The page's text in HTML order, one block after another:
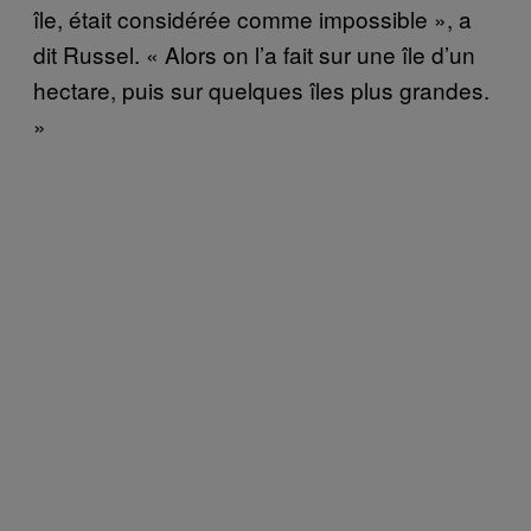
île, était considérée comme impossible », a
dit Russel. « Alors on l’a fait sur une île d’un
hectare, puis sur quelques îles plus grandes.
»